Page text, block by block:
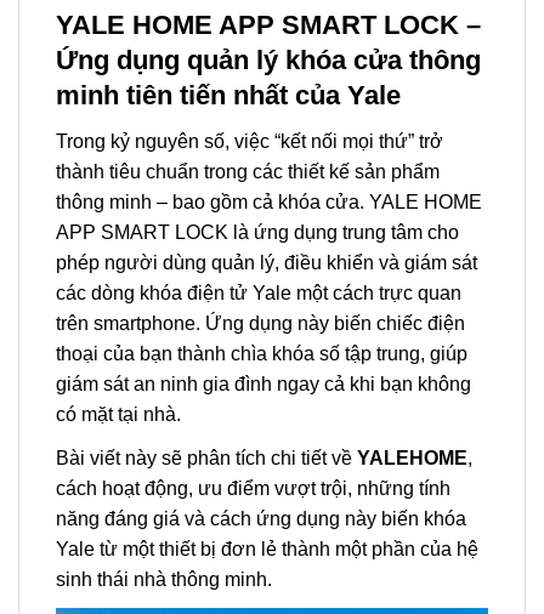
YALE HOME APP SMART LOCK –
Ứng dụng quản lý khóa cửa thông
minh tiên tiến nhất của Yale
Trong kỷ nguyên số, việc “kết nối mọi thứ” trở
thành tiêu chuẩn trong các thiết kế sản phẩm
thông minh – bao gồm cả khóa cửa. YALE HOME
APP SMART LOCK là ứng dụng trung tâm cho
phép người dùng quản lý, điều khiển và giám sát
các dòng khóa điện tử Yale một cách trực quan
trên smartphone. Ứng dụng này biến chiếc điện
thoại của bạn thành chìa khóa số tập trung, giúp
giám sát an ninh gia đình ngay cả khi bạn không
có mặt tại nhà.
Bài viết này sẽ phân tích chi tiết về YALEHOME,
cách hoạt động, ưu điểm vượt trội, những tính
năng đáng giá và cách ứng dụng này biến khóa
Yale từ một thiết bị đơn lẻ thành một phần của hệ
sinh thái nhà thông minh.